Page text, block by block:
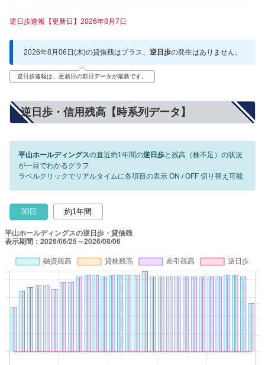
逆日歩速報【更新日】2026年8月7日
2026年8月06日(木)の貸借残はプラス、 逆日歩の発生はありません。
逆日歩速報は、更新日の前日データが最新です。
逆日歩・信用残高【時系列データ】
平山ホールディングスの直近約1年間の逆日歩と残高（株不足）の状況
が一目でわかるグラフ
ラベルクリックでリアルタイムに各項目の表示 ON / OFF 切り替え可能
30日 約1年間